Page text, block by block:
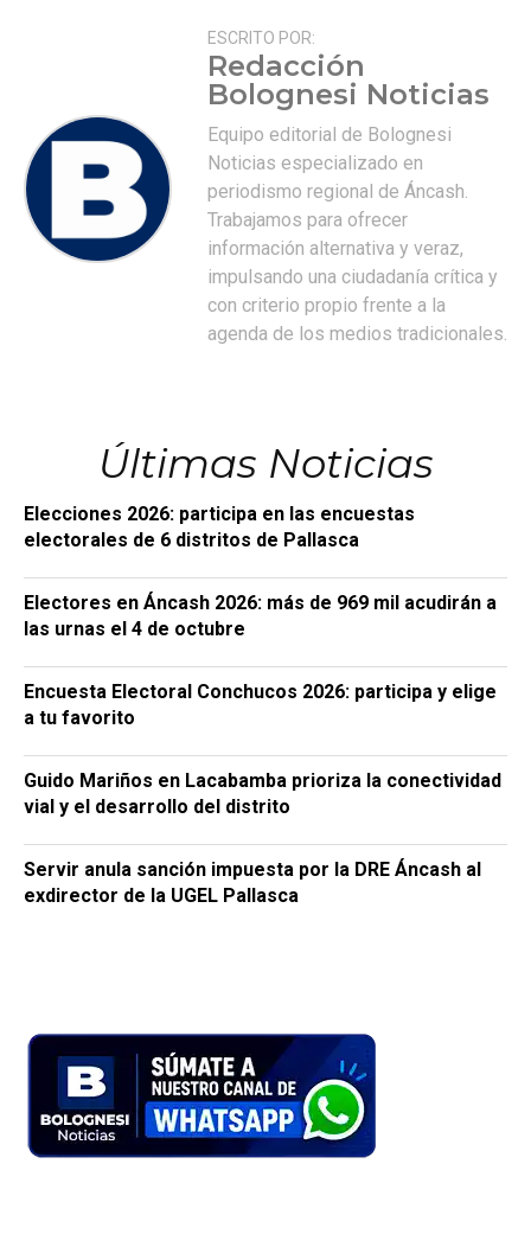
ESCRITO POR:
Redacción
Bolognesi Noticias
Equipo editorial de Bolognesi
Noticias especializado en
periodismo regional de Áncash.
Trabajamos para ofrecer
información alternativa y veraz,
impulsando una ciudadanía crítica y
con criterio propio frente a la
agenda de los medios tradicionales.
Últimas Noticias
Elecciones 2026: participa en las encuestas
electorales de 6 distritos de Pallasca
Electores en Áncash 2026: más de 969 mil acudirán a
las urnas el 4 de octubre
Encuesta Electoral Conchucos 2026: participa y elige
a tu favorito
Guido Mariños en Lacabamba prioriza la conectividad
vial y el desarrollo del distrito
Servir anula sanción impuesta por la DRE Áncash al
exdirector de la UGEL Pallasca